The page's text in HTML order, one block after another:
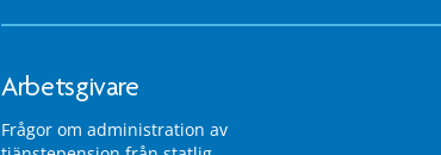
Arbetsgivare
Frågor om administration av